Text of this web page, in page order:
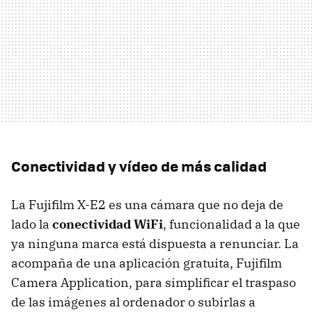
Conectividad y vídeo de más calidad
La Fujifilm X-E2 es una cámara que no deja de
lado la conectividad WiFi, funcionalidad a la que
ya ninguna marca está dispuesta a renunciar. La
acompaña de una aplicación gratuita, Fujifilm
Camera Application, para simplificar el traspaso
de las imágenes al ordenador o subirlas a